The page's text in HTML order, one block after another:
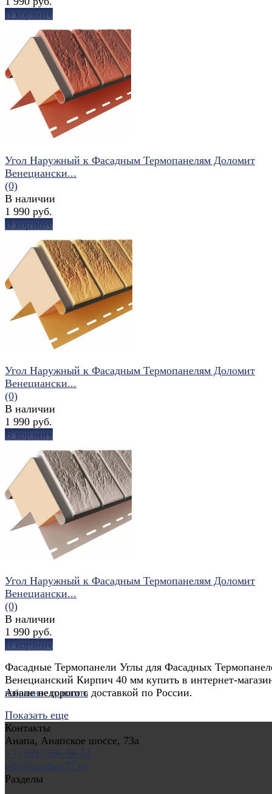
избранное сравнить
В корзину
избранное сравнить
Угол Наружный к Фасадным Термопанелям Доломит
Венециански...
(0)
В наличии
1 990 руб.
В корзину
избранное сравнить
Угол Наружный к Фасадным Термопанелям Доломит
Венециански...
(0)
В наличии
1 990 руб.
В корзину
избранное сравнить
Угол Наружный к Фасадным Термопанелям Доломит
Венециански...
(0)
В наличии
1 990 руб.
В корзину
Фасадные Термопанели Углы для Фасадных
Венецианский Кирпич 40 мм купить в интернет-
Анапе недорого с доставкой по России.
Показать еще
Контакты
Анапа, Анапское шоссе, 73а
+7 (999) 396-96-51
info@saiding77.ru
Разделы